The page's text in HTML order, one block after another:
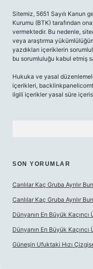
Sitemiz, 5651 Sayılı Kanun
Kurumu (BTK) tarafından
vermektedir. Bu nedenle,
veya araştırma
yazdıkları içeriklerin
bu sorumluluğu kabul etmiş
Hukuka ve yasal
içerikleri,
ilgili içerikler yasal süre
SON YORUMLAR
Canlılar Kaç Gruba Ayrılır
Canlılar Kaç Gruba Ayrılır
Dünyanın En Büyük Kaçıncı
Dünyanın En Büyük Kaçıncı
Güneşin Ufuktaki Hızı